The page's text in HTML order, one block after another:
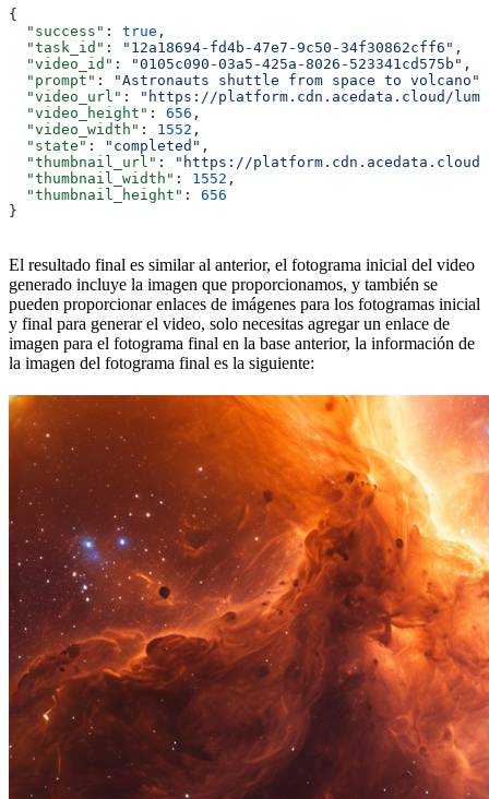
{
  "success"
: true ,
  "task_id"
: "12a18694-fd4b-47e7-9c50-34f30862cff6" ,
  "video_id"
: "0105c090-03a5-425a-8026-523341cd575b" ,
  "prompt"
: "Astronauts shuttle from space to volcano"
  "video_url"
:
"https://platform.cdn.acedata.cloud/luma/
  "video_height"
: 656 ,
  "video_width"
: 1552 ,
  "state"
: "completed" ,
  "thumbnail_url"
:
"https://platform.cdn.acedata.cloud/
  "thumbnail_width"
: 1552 ,
  "thumbnail_height"
: 656
}
El resultado final es similar al anterior, el fotograma inicial del video
generado incluye la imagen que proporcionamos, y también se
pueden proporcionar enlaces de imágenes para los fotogramas inicial
y final para generar el video, solo necesitas agregar un enlace de
imagen para el fotograma final en la base anterior, la información de
la imagen del fotograma final es la siguiente: